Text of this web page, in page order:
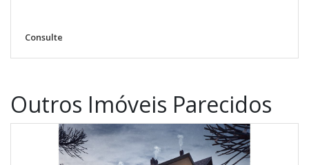
Consulte
Outros Imóveis Parecidos